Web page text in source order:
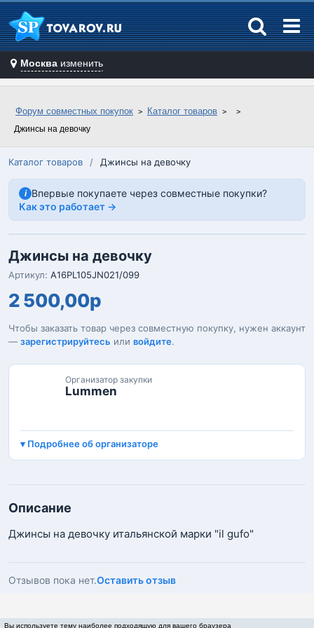
Москва изменить
Форум совместных покупок Каталог товаров
Джинсы на девочку
Каталог товаров / Джинсы на девочку
i Впервые покупаете через совместные покупки?
Как это работает →
Джинсы на девочку
Артикул: A16PL105JN021/099
2 500,00р
Чтобы заказать товар через совместную покупку, нужен аккаунт
— зарегистрируйтесь или войдите.
Организатор закупки
Lummen
Подробнее об организаторе
Описание
Джинсы на девочку итальянской марки "il gufo"
Отзывов пока нет.Оставить отзыв
Вы используете тему наиболее подходящую для вашего браузера